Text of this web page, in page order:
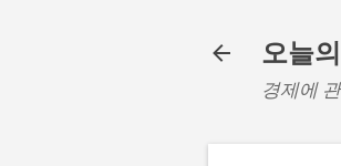
오늘
경제에